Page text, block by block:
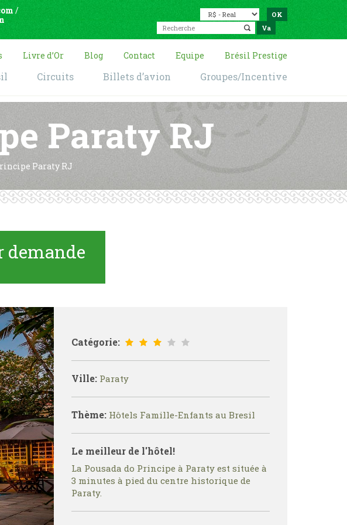
/
Livre d’Or Blog Contact Equipe Brésil Prestige
Circuits Billets d’avion Groupes/Incentive
Paraty RJ
Paraty RJ
demande
Catégorie:
Ville: Paraty
Thème: Hôtels Famille-Enfants au Bresil
Le meilleur de l'hôtel!
La Pousada do Principe à Paraty est située à
3 minutes à pied du centre historique de
Paraty.